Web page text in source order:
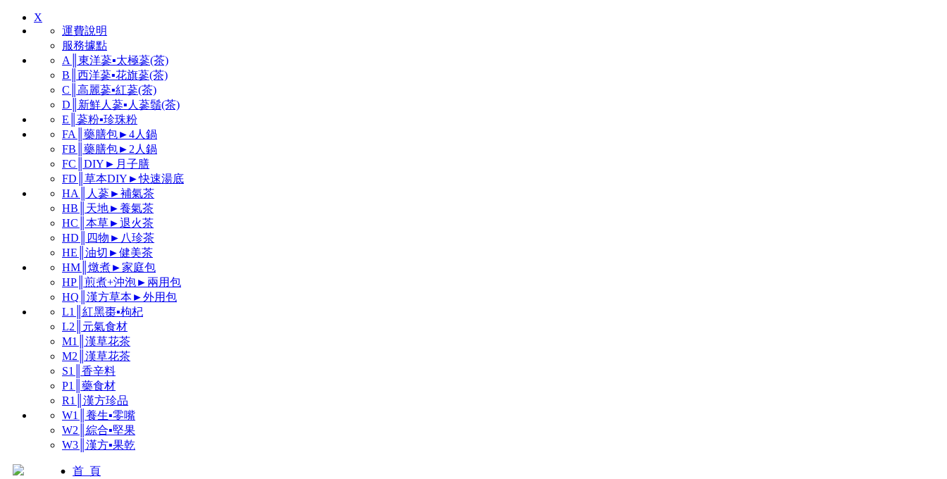
X
運費說明
服務據點
A║東洋蔘▪太極蔘(茶)
B║西洋蔘▪花旗蔘(茶)
C║高麗蔘▪紅蔘(茶)
D║新鮮人蔘▪人蔘鬚(茶)
E║蔘粉▪珍珠粉
FA║藥膳包►4人鍋
FB║藥膳包►2人鍋
FC║DIY►月子膳
FD║草本DIY►快速湯底
HA║人蔘►補氣茶
HB║天地►養氣茶
HC║本草►退火茶
HD║四物►八珍茶
HE║油切►健美茶
HM║燉煮►家庭包
HP║煎煮+沖泡►兩用包
HQ║漢方草本►外用包
L1║紅黑棗▪枸杞
L2║元氣食材
M1║漢草花茶
M2║漢草花茶
S1║香辛料
P1║藥食材
R1║漢方珍品
W1║養生▪零嘴
W2║綜合▪堅果
W3║漢方▪果乾
首 頁